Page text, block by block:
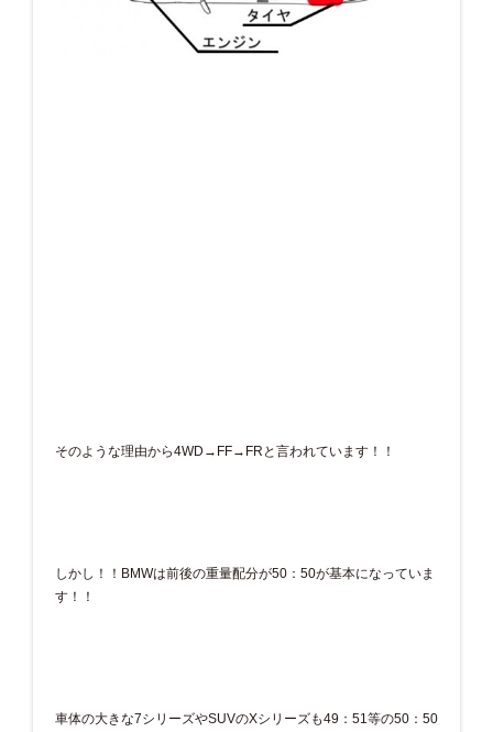
そのような理由から4WD→FF→FRと言われています！！
しかし！！BMWは前後の重量配分が50：50が基本になっていま
す！！
車体の大きな7シリーズやSUVのXシリーズも49：51等の50：50